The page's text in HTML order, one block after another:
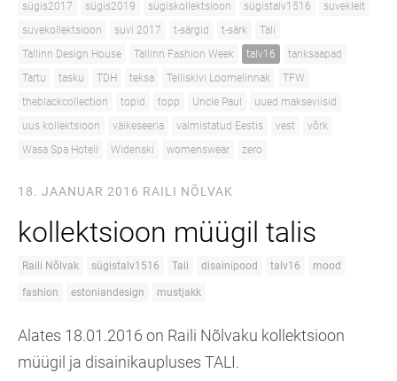
sügis2017
sügis2019 sügiskollektsioon sügistalv1516
suvekleit
suvekollektsioon
suvi 2017 t-särgid t-särk
Tali
Tallinn Design House
Tallinn Fashion Week talv16
tanksaapad
Tartu
tasku TDH teksa Telliskivi Loomelinnak
TFW
theblackcollection
topid topp Uncle Paul
uued makseviisid
uus kollektsioon
väikeseeria valmistatud Eestis vest
võrk
Wasa Spa Hotell
Widenski womenswear zero
18. JAANUAR 2016 RAILI NÕLVAK
kollektsioon müügil talis
Raili Nõlvak sügistalv1516 Tali disainipood talv16 mood
fashion estoniandesign mustjakk
Alates 18.01.2016 on Raili Nõlvaku kollektsioon
müügil ja disainikaupluses TALI.